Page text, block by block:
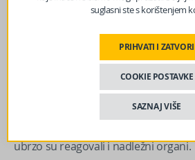
primjene novih odredbi – slučaju
se sumnjiči upravo za krivično djelo
putem informaciono-komunikacijske
Pašić je jučer uhapšen po nalogu
prijetnji i uvreda koje je putem
novinarki Stava Rabiji Arifović.
ubrzo su reagovali i nadležni organi.
suglasni ste s korištenjem
PRIHVATI I ZATVORI
COOKIE POSTAVKE
SAZNAJ VIŠE